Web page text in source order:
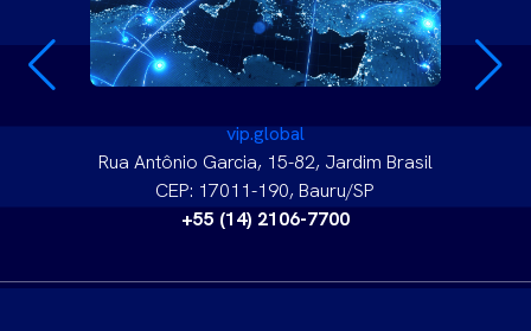
vip.global
Rua Antônio Garcia, 15-82, Jardim Brasil
CEP: 17011-190, Bauru/SP
+55 (14) 2106-7700